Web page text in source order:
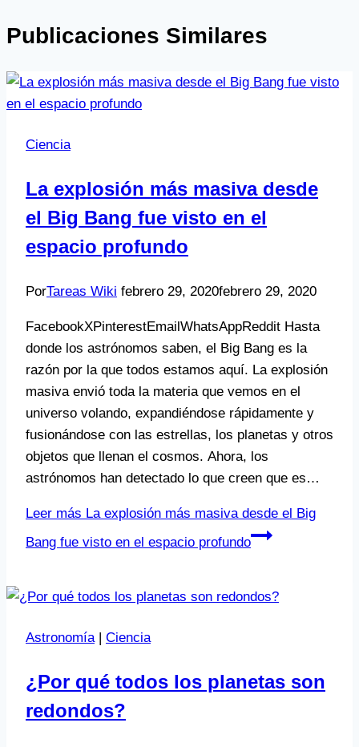
Publicaciones Similares
Ciencia
La explosión más masiva desde
el Big Bang fue visto en el
espacio profundo
PorTareas Wiki febrero 29, 2020febrero 29, 2020
FacebookXPinterestEmailWhatsAppReddit Hasta
donde los astrónomos saben, el Big Bang es la
razón por la que todos estamos aquí. La explosión
masiva envió toda la materia que vemos en el
universo volando, expandiéndose rápidamente y
fusionándose con las estrellas, los planetas y otros
objetos que llenan el cosmos. Ahora, los
astrónomos han detectado lo que creen que es…
Leer más La explosión más masiva desde el Big
Bang fue visto en el espacio profundo
Astronomía| Ciencia
¿Por qué todos los planetas son
redondos?